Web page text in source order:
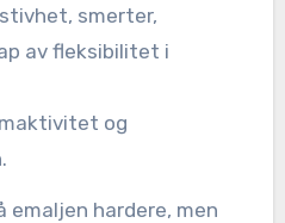
smerter,
av fleksibilitet i
og
emaljen hardere, men